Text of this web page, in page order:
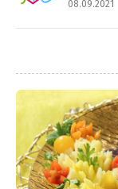
08.09.2021